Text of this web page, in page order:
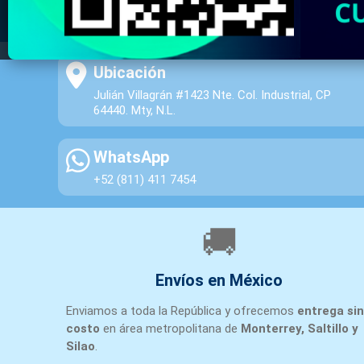
Ubicación
Julián Villagrán #1423 Nte. Col. Industrial, CP
64440. Mty, N.L.
WhatsApp
+52 (811) 411 7454
🚚
Envíos en México
Enviamos a toda la República y ofrecemos entrega sin
costo en área metropolitana de Monterrey, Saltillo y
Silao.